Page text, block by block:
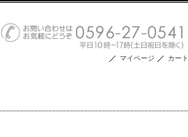
マイページ カート